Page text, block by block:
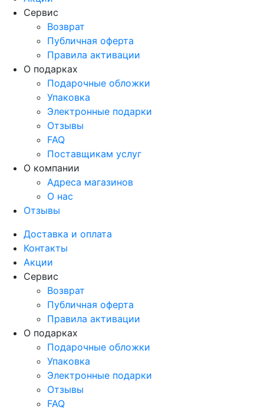
Сервис
Возврат
Публичная оферта
Правила активации
О подарках
Подарочные обложки
Упаковка
Электронные подарки
Отзывы
FAQ
Поставщикам услуг
О компании
Адреса магазинов
О нас
Отзывы
Доставка и оплата
Контакты
Акции
Сервис
Возврат
Публичная оферта
Правила активации
О подарках
Подарочные обложки
Упаковка
Электронные подарки
Отзывы
FAQ